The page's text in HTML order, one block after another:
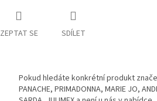
ZEPTAT SE SDÍLET
Pokud hledáte konkrétní produkt
PANACHE, PRIMADONNA, MARIE JO,